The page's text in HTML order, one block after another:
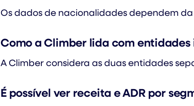
Os dados de nacionalidades dependem
Como a Climber lida com
A Climber considera as duas entidades
É possível ver receita e ADR por